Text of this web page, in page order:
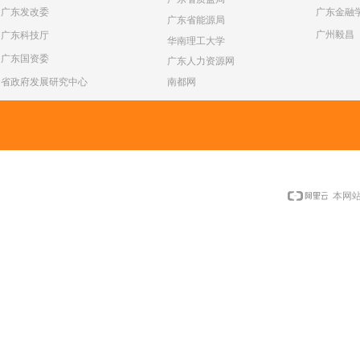
广东发改委
广东科技厅
广东国资委
省政府发展研究中心
广东省能源局
华南理工大学
广东人力资源网
南都网
广东金融
广州毅昌
本网